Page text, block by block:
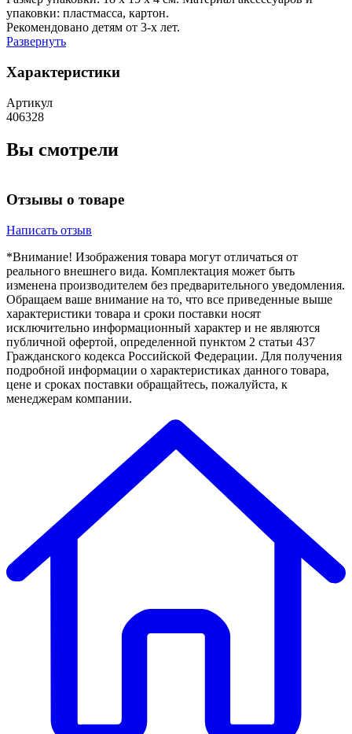
упаковки: пластмасса, картон.
Рекомендовано детям от 3-х лет.
Развернуть
Характеристики
Артикул
406328
Вы смотрели
Отзывы о товаре
Написать отзыв
*Внимание! Изображения товара могут отличаться от
реального внешнего вида. Комплектация может быть
изменена производителем без предварительного уведомления.
Обращаем ваше внимание на то, что все приведенные выше
характеристики товара и сроки поставки носят
исключительно информационный характер и не являются
публичной офертой, определенной пунктом 2 статьи 437
Гражданского кодекса Российской Федерации. Для получения
подробной информации о характеристиках данного товара,
цене и сроках поставки обращайтесь, пожалуйста, к
менеджерам компании.